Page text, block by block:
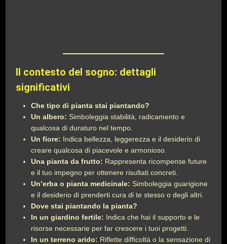
Il contesto del sogno: dettagli
significativi
Che tipo di pianta stai piantando?
Un albero: Simboleggia stabilità, radicamento e
qualcosa di duraturo nel tempo.
Un fiore: Indica bellezza, leggerezza e il desiderio di
creare qualcosa di piacevole e armonioso.
Una pianta da frutto: Rappresenta ricompense future
e il tuo impegno per ottenere risultati concreti.
Un’erba o pianta medicinale: Simboleggia guarigione
e il desiderio di prenderti cura di te stesso o degli altri.
Dove stai piantando la pianta?
In un giardino fertile: Indica che hai il supporto e le
risorse necessarie per far crescere i tuoi progetti.
In un terreno arido: Riflette difficoltà o la sensazione di